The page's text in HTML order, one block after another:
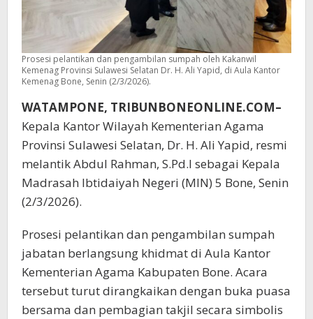
Prosesi pelantikan dan pengambilan sumpah oleh Kakanwil
Kemenag Provinsi Sulawesi Selatan Dr. H. Ali Yapid, di Aula Kantor
Kemenag Bone, Senin (2/3/2026).
WATAMPONE, TRIBUNBONEONLINE.COM–
Kepala Kantor Wilayah Kementerian Agama
Provinsi Sulawesi Selatan, Dr. H. Ali Yapid, resmi
melantik Abdul Rahman, S.Pd.I sebagai Kepala
Madrasah Ibtidaiyah Negeri (MIN) 5 Bone, Senin
(2/3/2026).
Prosesi pelantikan dan pengambilan sumpah
jabatan berlangsung khidmat di Aula Kantor
Kementerian Agama Kabupaten Bone. Acara
tersebut turut dirangkaikan dengan buka puasa
bersama dan pembagian takjil secara simbolis